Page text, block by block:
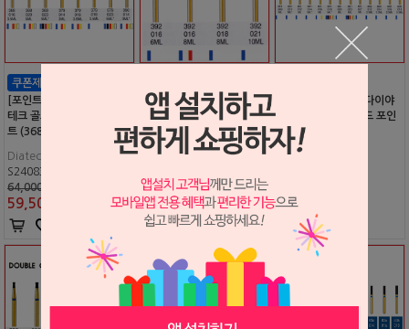
[포인트 전용 상품] 다이야
테크 골드 다이야몬드 포인
트 (368- )
Diatech
S2408320
64,000원
59,500
[포인트 전용 상품] 다이야
테크 골드 다이야몬드 포인
트 (392- )
Diatech
64,000원
59,500원
[포인트 전용 상품] 다이야
테크 골드 다이야몬드 포인
트 (801- )
Diatech
59,500